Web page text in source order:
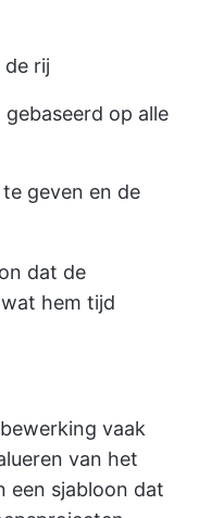
rij
op alle
geven en de
dat de
hem tijd
vaak
van het
een sjabloon dat